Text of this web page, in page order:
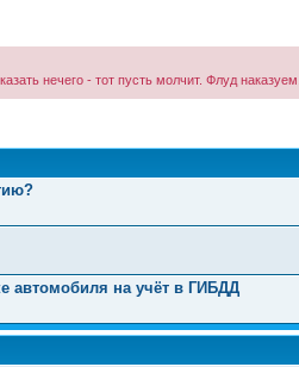
нечего - тот пусть молчит. Флуд наказуем.
автомобиля на учёт в ГИБДД